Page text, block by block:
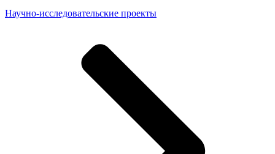
Научно-исследовательские проекты